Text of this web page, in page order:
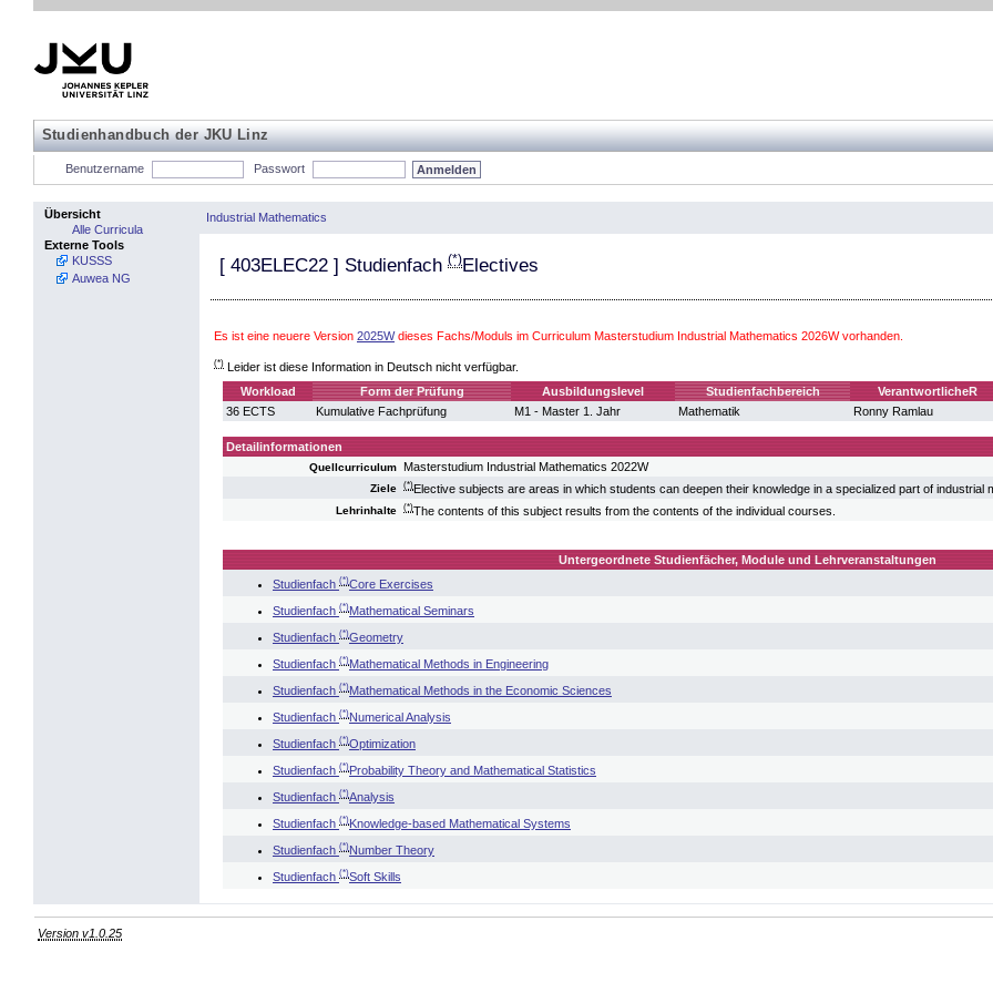
Studienhandbuch der JKU Linz
Benutzername Passwort
Übersicht
Alle Curricula
Externe Tools
KUSSS
Auwea NG
Industrial Mathematics
[ 403ELEC22 ] Studienfach (*)Electives
Es ist eine neuere Version 2025Wdieses Fachs/Moduls im Curriculum Masterstudium Industrial Mathematics 2026W vorhanden.
(*) Leider ist diese Information in Deutsch nicht verfügbar.
Workload
Form der Prüfung Ausbildungslevel Studienfachbereich VerantwortlicheR
36 ECTS
Kumulative Fachprüfung M1 - Master 1. Jahr Mathematik Ronny Ramlau
Detailinformationen
Quellcurriculum Masterstudium Industrial Mathematics 2022W
Ziele (*)Elective subjects are areas in which students can deepen their knowledge in a specialized part of industrial
Lehrinhalte (*)The contents of this subject results from the contents of the individual courses.
Untergeordnete Studienfächer, Module und Lehrveranstaltungen
Studienfach (*)Core Exercises
Studienfach (*)Mathematical Seminars
Studienfach (*)Geometry
Studienfach (*)Mathematical Methods in Engineering
Studienfach (*)Mathematical Methods in the Economic Sciences
Studienfach (*)Numerical Analysis
Studienfach (*)Optimization
Studienfach (*)Probability Theory and Mathematical Statistics
Studienfach (*)Analysis
Studienfach (*)Knowledge-based Mathematical Systems
Studienfach (*)Number Theory
Studienfach (*)Soft Skills
Version v1.0.25